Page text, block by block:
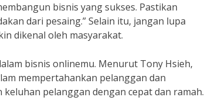
bisnis yang sukses. Pastikan
dari pesaing.” Selain itu, jangan lupa
dikenal oleh masyarakat.
bisnis onlinemu. Menurut Tony Hsieh,
mempertahankan pelanggan dan
pelanggan dengan cepat dan ramah.